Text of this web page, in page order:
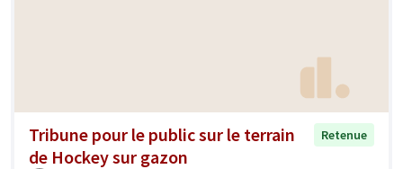
Tribune pour le public sur le terrain
de Hockey sur gazon
Retenue